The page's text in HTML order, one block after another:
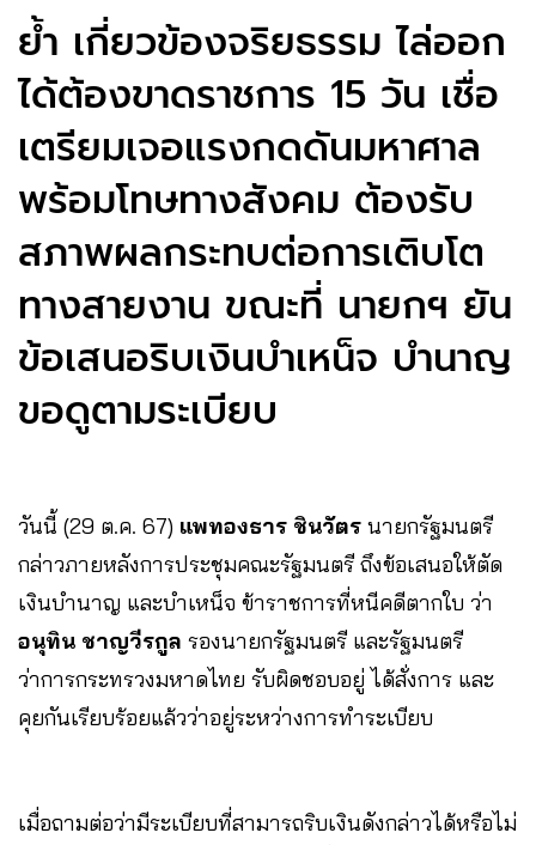
ย้ำ เกี่ยวข้องจริยธรรม ไล่ออก
ได้ต้องขาดราชการ 15 วัน เชื่อ
เตรียมเจอแรงกดดันมหาศาล
พร้อมโทษทางสังคม ต้องรับ
สภาพผลกระทบต่อการเติบโต
ทางสายงาน ขณะที่ นายกฯ ยัน
ข้อเสนอริบเงินบำเหน็จ บำนาญ
ขอดูตามระเบียบ
วันนี้ (29 ต.ค. 67) แพทองธาร ชินวัตร นายกรัฐมนตรี
กล่าวภายหลังการประชุมคณะรัฐมนตรี ถึงข้อเสนอให้ตัด
เงินบำนาญ และบำเหน็จ ข้าราชการที่หนีคดีตากใบ ว่า
อนุทิน ชาญวีรกูล รองนายกรัฐมนตรี และรัฐมนตรี
ว่าการกระทรวงมหาดไทย รับผิดชอบอยู่ ได้สั่งการ และ
คุยกันเรียบร้อยแล้วว่าอยู่ระหว่างการทำระเบียบ
เมื่อถามต่อว่ามีระเบียบที่สามารถริบเงินดังกล่าวได้หรือไม่